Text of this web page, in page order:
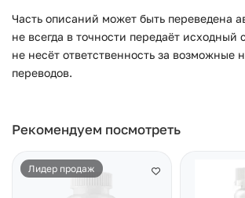
Часть описаний может быть переведена
не всегда в точности передаёт исходный
не несёт ответственность за возможные
переводов.
Рекомендуем посмотреть
Лидер продаж